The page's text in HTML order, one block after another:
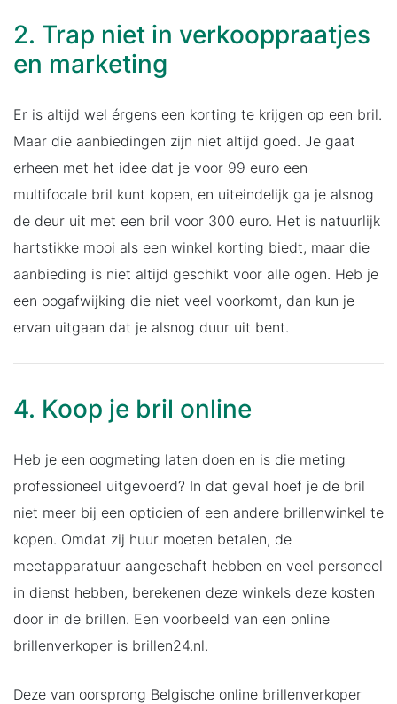
2. Trap niet in verkooppraatjes
en marketing
Er is altijd wel érgens een korting te krijgen op een bril.
Maar die aanbiedingen zijn niet altijd goed. Je gaat
erheen met het idee dat je voor 99 euro een
multifocale bril kunt kopen, en uiteindelijk ga je alsnog
de deur uit met een bril voor 300 euro. Het is natuurlijk
hartstikke mooi als een winkel korting biedt, maar die
aanbieding is niet altijd geschikt voor alle ogen. Heb je
een oogafwijking die niet veel voorkomt, dan kun je
ervan uitgaan dat je alsnog duur uit bent.
4. Koop je bril online
Heb je een oogmeting laten doen en is die meting
professioneel uitgevoerd? In dat geval hoef je de bril
niet meer bij een opticien of een andere brillenwinkel te
kopen. Omdat zij huur moeten betalen, de
meetapparatuur aangeschaft hebben en veel personeel
in dienst hebben, berekenen deze winkels deze kosten
door in de brillen. Een voorbeeld van een online
brillenverkoper is brillen24.nl.
Deze van oorsprong Belgische online brillenverkoper